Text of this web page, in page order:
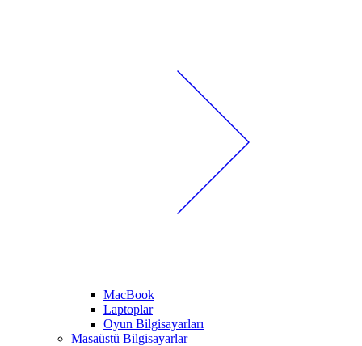
MacBook
Laptoplar
Oyun Bilgisayarları
Masaüstü Bilgisayarlar